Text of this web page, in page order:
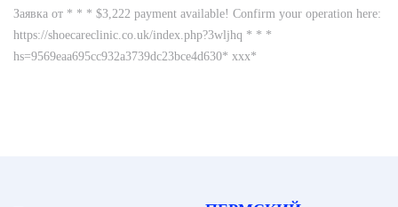
Заявка от * * * $3,222 payment available! Confirm your operation here:
https://shoecareclinic.co.uk/index.php?3wljhq * * *
hs=9569eaa695cc932a3739dc23bce4d630* ххх*